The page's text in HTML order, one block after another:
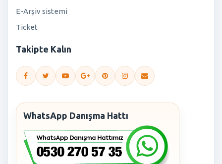
E-Arşiv sistemi
Ticket
Takipte Kalın
WhatsApp Danışma Hattı